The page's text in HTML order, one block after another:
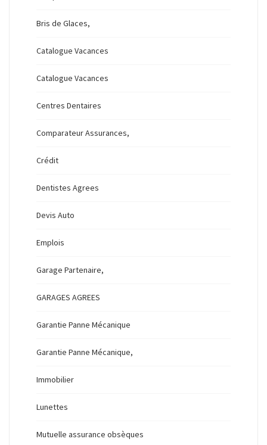
Bris de Glaces,
Catalogue Vacances
Catalogue Vacances
Centres Dentaires
Comparateur Assurances,
Crédit
Dentistes Agrees
Devis Auto
Emplois
Garage Partenaire,
GARAGES AGREES
Garantie Panne Mécanique
Garantie Panne Mécanique,
Immobilier
Lunettes
Mutuelle assurance obsèques